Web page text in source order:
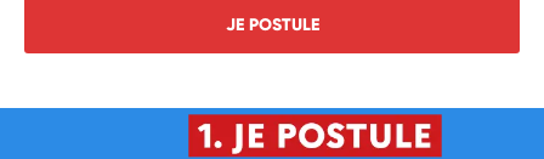
JE POSTULE